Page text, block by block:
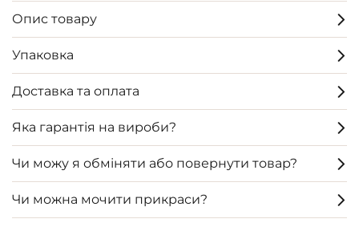
Опис товару
Упаковка
Доставка та оплата
Яка гарантія на вироби?
Чи можу я обміняти або повернути товар?
Чи можна мочити прикраси?